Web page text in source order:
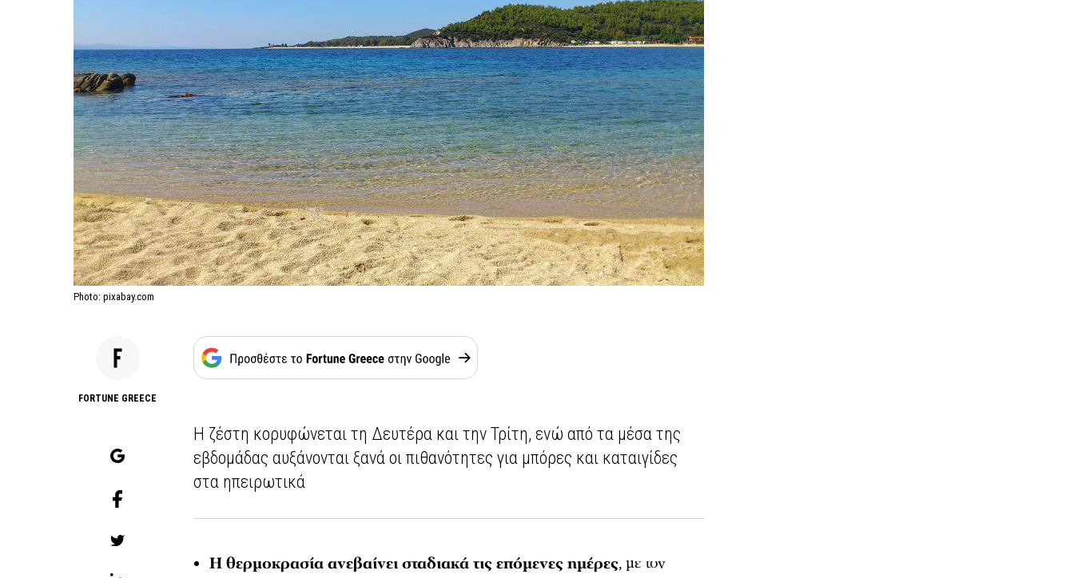
Photo: pixabay.com
FORTUNE GREECE
Η ζέστη κορυφώνεται τη Δευτέρα και την Τρίτη, ενώ από τα μέσα της
εβδομάδας αυξάνονται ξανά οι πιθανότητες για μπόρες και καταιγίδες
στα ηπειρωτικά
Η θερμοκρασία ανεβαίνει σταδιακά τις επόμενες ημέρες, με τον